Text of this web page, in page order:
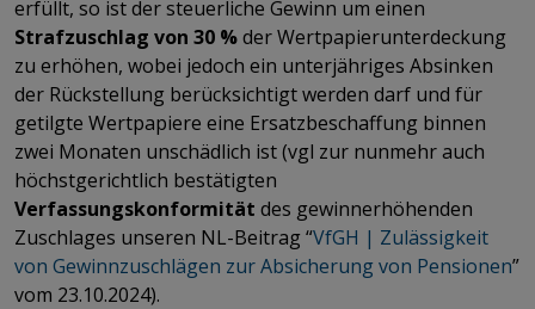
erfüllt, so ist der steuerliche Gewinn um einen
Strafzuschlag von 30 %der Wertpapierunterdeckung
zu erhöhen, wobei jedoch ein unterjähriges Absinken
der Rückstellung berücksichtigt werden darf und für
getilgte Wertpapiere eine Ersatzbeschaffung binnen
zwei Monaten unschädlich ist (vgl zur nunmehr auch
höchstgerichtlich bestätigten
Verfassungskonformität des gewinnerhöhenden
Zuschlages unseren NL-Beitrag “VfGH | Zulässigkeit
von Gewinnzuschlägen zur Absicherung von Pensionen”
vom 23.10.2024).